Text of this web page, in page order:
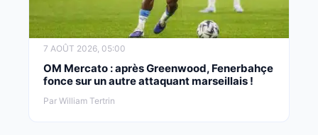
7 AOÛT 2026, 05:00
OM Mercato : après Greenwood, Fenerbahçe
fonce sur un autre attaquant marseillais !
Par William Tertrin